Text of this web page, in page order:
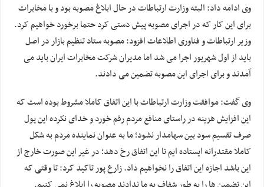
وی ادامه داد: البته وزارت ارتباطات در حال ابلاغ مصوبه بود و با مخابرات
برای این کار که در اجرای مصوبه پیش دستی کرد حتما برخورد خواهیم کرد.
وزیر ارتباطات و فناوری اطلاعات افزود: مصوبه ستاد تنظیم بازار در اصل
باید از اول شهریور اجرا می شد اما مدیران شرکت مخابرات ایران باید می
آمدند و برای اجرای این مصوبه تضمین می دادند.
وی گفت: موافقت وزارت ارتباطات با این اتفاق کاملا مشروط بوده است که
این افزایش هزینه در راستای منافع مردم رقم خورد و خدای نکرده این پول
صرف تقسیم سود بین سهامدار نشود؛ ما به عنوان نماینده مردم به شکل
کاملا مقتدرانه ایستاده ایم تا این اتفاق رخ دهد؛ در غیر این صورت خارج از
این باشد اجازه این اتفاق را نخواهیم داد. زارع پور تاکید کرد:‌ تا وقتی که